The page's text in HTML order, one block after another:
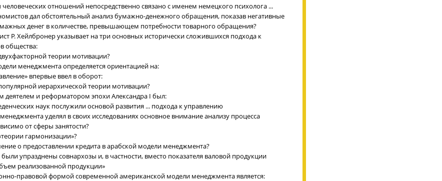
отношений непосредственно связано с именем немецкого психолога ...
дал обстоятельный анализ бумажно-денежного обращения, показав негативные
денег в количестве, превышающем потребности товарного обращения?
Р. Хейлбронер указывает на три основных исторически сложившихся подхода к
общества:
теории мотивации?
менеджмента определяется ориентацией на:
впервые ввел в оборот:
иерархической теории мотивации?
и реформатором эпохи Александра I был:
наук послужили основой развития ... подхода к управлению
менеджмента уделял в своих исследованиях основное внимание анализу процесса
от сферы занятости?
гармонизации»?
о предоставлении кредита в арабской модели менеджмента?
упразднены совнархозы и, в частности, вместо показателя валовой продукции
реализованной продукции»
правовой формой современной американской модели менеджмента является: